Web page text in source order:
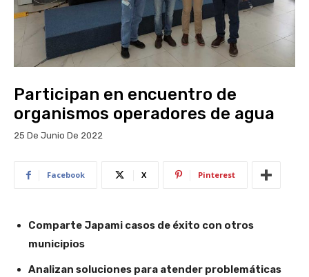
Participan en encuentro de
organismos operadores de agua
25 De Junio De 2022
Facebook X Pinterest
Comparte Japami casos de éxito con otros
municipios
Analizan soluciones para atender problemáticas